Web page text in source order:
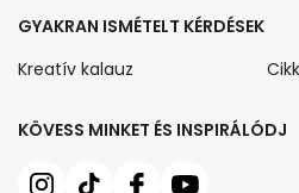
KÖVESS MINKET ÉS INSPIRÁLÓDJ
GYAKRAN ISMÉTELT KÉRDÉSEK
Kreatív kalauz